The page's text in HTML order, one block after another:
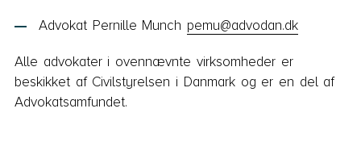
Advokat Pernille Munch pemu@advodan.dk
Alle advokater i ovennævnte virksomheder er
beskikket af Civilstyrelsen i Danmark og er en del af
Advokatsamfundet.